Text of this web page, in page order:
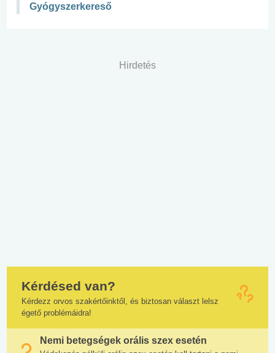
Gyógyszerkereső
Hirdetés
Kérdésed van?
Kérdezz orvos szakértőinktől, és biztosan választ lelsz
égető problémáidra!
Nemi betegségek orális szex esetén